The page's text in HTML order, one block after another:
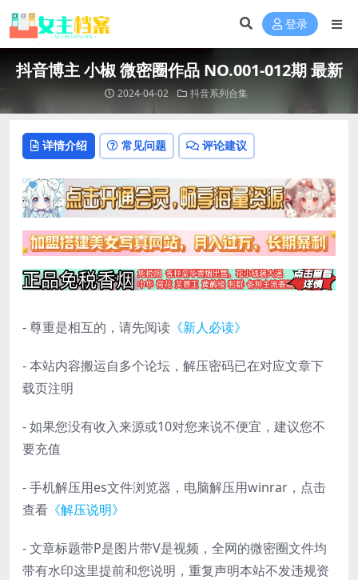
登录
抖音博主 小椒 微密圈作品 NO.001-012期 最新
2024-04-02 抖音系列合集
详情介绍 常见问题 评论建议
- 尊重是相互的，请先阅读 《新人必读》
- 本站内容搬运自多个论坛，解压密码已在对应文章下
载页注明
- 如果您没有收入来源或10对您来说不便宜，建议您不
要充值
- 手机解压用es文件浏览器，电脑解压用winrar，点击
查看 《解压说明》
- 文章标题带P是图片带V是视频，全网的微密圈文件均
带有水印这里提前和您说明，重复声明本站不发违规资